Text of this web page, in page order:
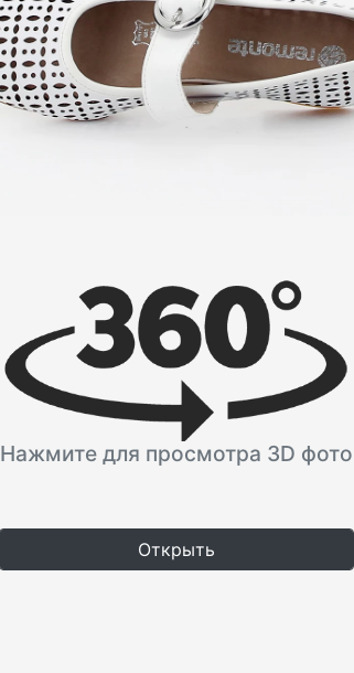
Нажмите для просмотра 3D фото
Открыть